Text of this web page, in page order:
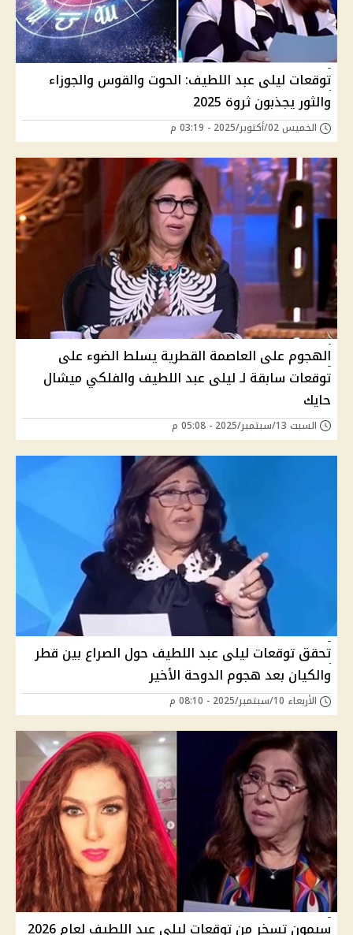
توقعات ليلى عبد اللطيف: الحوت والقوس والجوزاء
والثور يجذبون ثروة 2025
الخميس 02/أكتوبر/2025 - 03:19 م
الهجوم على العاصمة القطرية يسلط الضوء على
توقعات سابقة لـ ليلى عبد اللطيف والفلكي ميشال
حايك
السبت 13/سبتمبر/2025 - 05:08 م
تحقق توقعات ليلى عبد اللطيف حول الصراع بين قطر
والكيان بعد هجوم الدوحة الأخير
الأربعاء 10/سبتمبر/2025 - 08:10 م
سيمون تسخر من توقعات ليلى عبد اللطيف لعام 2026